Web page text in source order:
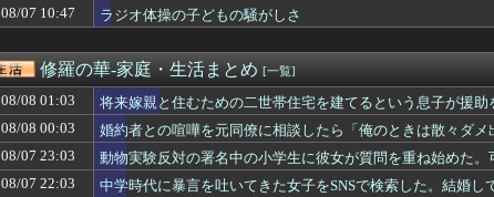
最初はちょっと素直すぎるだけか？と思ってたが、マウンティング癖が凄
結婚したやつアホすぎwww
母「おばあちゃんが従兄弟と結婚させようとしてる」私「ちょうどいい、
08/07 10:47
ラジオ体操の子どもの騒がしさ
修羅の華-家庭・生活まとめ [一覧]
08/08 01:03
将来嫁親と住むための二世帯住宅を建てるという息子が援
は教えられません」と…
08/08 00:03
婚約者との喧嘩を元同僚に相談したら「俺のときは散々ダ
08/07 23:03
動物実験反対の署名中の小学生に彼女が質問を重ね始めた
て…
08/07 22:03
中学時代に暴言を吐いてきた女子をSNSで検索した。結婚